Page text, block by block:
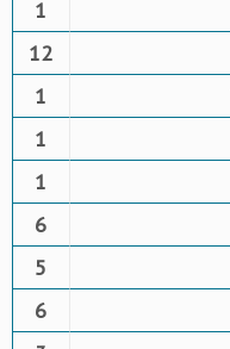
1
12
1
1
1
6
5
6